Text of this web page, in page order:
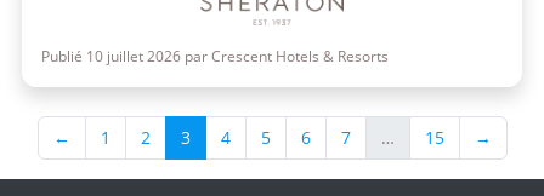
Publié 10 juillet 2026 par Crescent Hotels & Resorts
← 1 2 3 4 5 6 7 … 15 →